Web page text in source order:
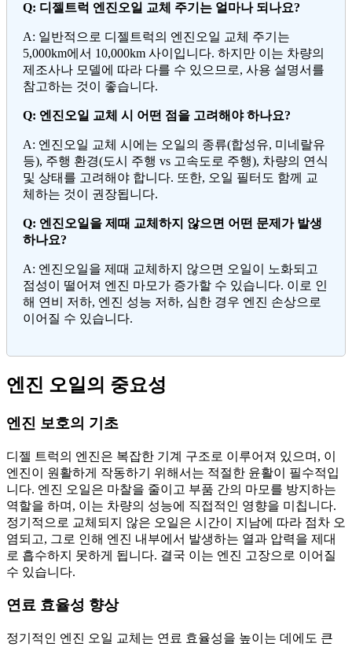
Q: 디젤트럭 엔진오일 교체 주기는 얼마나 되나요?
A: 일반적으로 디젤트럭의 엔진오일 교체 주기는
5,000km에서 10,000km 사이입니다. 하지만 이는 차량의
제조사나 모델에 따라 다를 수 있으므로, 사용 설명서를
참고하는 것이 좋습니다.
Q: 엔진오일 교체 시 어떤 점을 고려해야 하나요?
A: 엔진오일 교체 시에는 오일의 종류(합성유, 미네랄유
등), 주행 환경(도시 주행 vs 고속도로 주행), 차량의 연식
및 상태를 고려해야 합니다. 또한, 오일 필터도 함께 교
체하는 것이 권장됩니다.
Q: 엔진오일을 제때 교체하지 않으면 어떤 문제가 발생
하나요?
A: 엔진오일을 제때 교체하지 않으면 오일이 노화되고
점성이 떨어져 엔진 마모가 증가할 수 있습니다. 이로 인
해 연비 저하, 엔진 성능 저하, 심한 경우 엔진 손상으로
이어질 수 있습니다.
엔진 오일의 중요성
엔진 보호의 기초
디젤 트럭의 엔진은 복잡한 기계 구조로 이루어져 있으며, 이
엔진이 원활하게 작동하기 위해서는 적절한 윤활이 필수적입
니다. 엔진 오일은 마찰을 줄이고 부품 간의 마모를 방지하는
역할을 하며, 이는 차량의 성능에 직접적인 영향을 미칩니다.
정기적으로 교체되지 않은 오일은 시간이 지남에 따라 점차 오
염되고, 그로 인해 엔진 내부에서 발생하는 열과 압력을 제대
로 흡수하지 못하게 됩니다. 결국 이는 엔진 고장으로 이어질
수 있습니다.
연료 효율성 향상
정기적인 엔진 오일 교체는 연료 효율성을 높이는 데에도 큰